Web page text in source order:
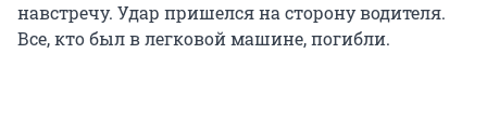
навстречу. Удар пришелся на сторону водителя.
Все, кто был в легковой машине, погибли.